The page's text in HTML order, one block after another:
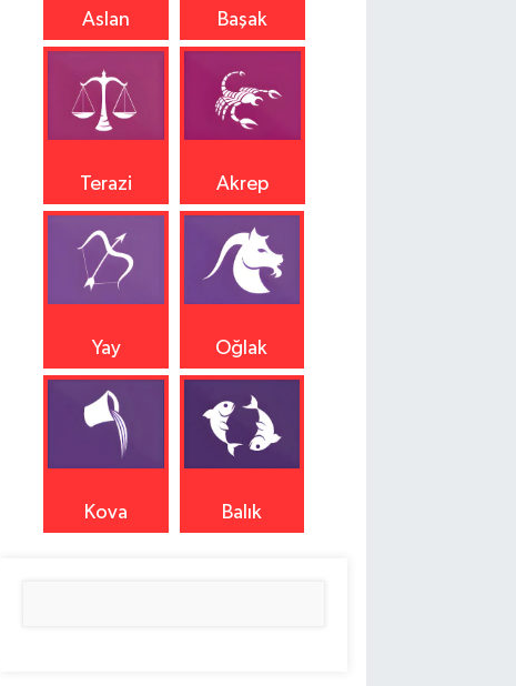
Aslan Başak
Terazi Akrep
Yay Oğlak
Kova Balık